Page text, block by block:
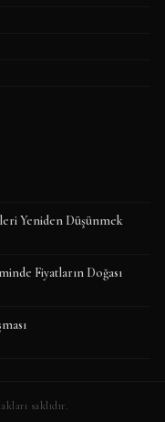
Yeniden Düşünmek
Fiyatların Doğası
saklıdır.